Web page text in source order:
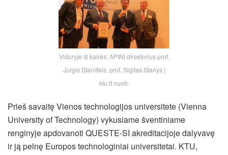
Viduryje iš kairės: APINI direktorius prof.
Jurgis Staniškis, prof. Sigitas Stanys |
ktu.lt nuotr.
Prieš savaitę Vienos technologijos universitete (Vienna
University of Technology) vykusiame šventiniame
renginyje apdovanoti QUESTE-SI akreditacijoje dalyvavę
ir ją pelnę Europos technologiniai universitetai. KTU,